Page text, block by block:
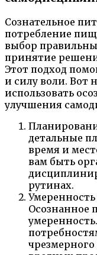
Сознательное
потребление
выбор
принятие
Этот подход
и силу воли. Вот
использовать
улучшения
детальные
время и
вам быть
рутинах.
Осознанное